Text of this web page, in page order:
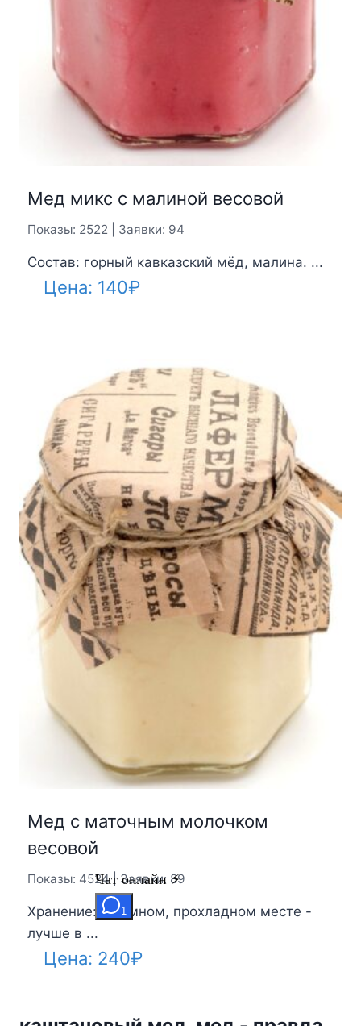
Мед микс с малиной весовой
Показы: 2522 | Заявки: 94
Состав: горный кавказский мёд, малина. ...
Цена: 140₽
Мед с маточным молочком
весовой
Показы: 4524 | Заявки: 89
Хранение: в тёмном, прохладном месте -
лучше в ...
Цена: 240₽